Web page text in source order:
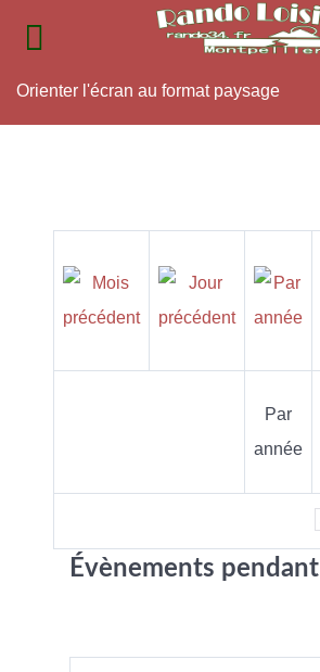
Orienter l'écran au format paysage
Par
année
Évènements pendant